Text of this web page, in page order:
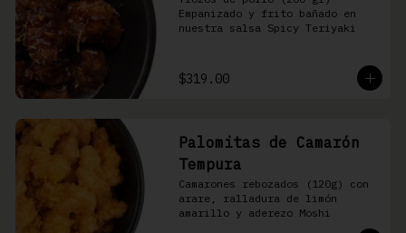
Empanizado y frito bañado en
nuestra salsa Spicy Teriyaki
$319.00
Palomitas de Camarón
Tempura
Camarones rebozados (120g) con
arare, ralladura de limón
amarillo y aderezo Moshi